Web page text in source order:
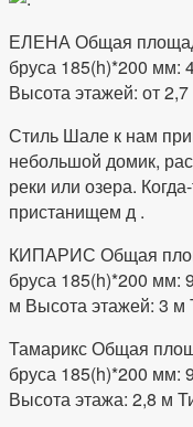
ЕЛЕНА Общая
бруса 185(h)*200 мм:
Высота этажей: от
Стиль Шале к нам
небольшой домик,
реки или озера.
пристанищем д .
КИПАРИС Общая
бруса 185(h)*200 мм:
м Высота этажей: 3 м
Тамарикс Общая
бруса 185(h)*200 мм:
Высота этажа: 2,8 м